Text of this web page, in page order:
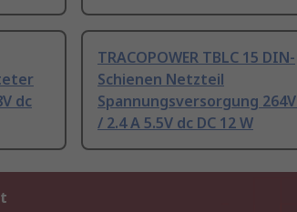
dc
TRACOPOWER TBLC 15 DIN-
Schienen Netzteil
Spannungsversorgung 264V
/ 2.4 A 5.5V dc DC 12 W